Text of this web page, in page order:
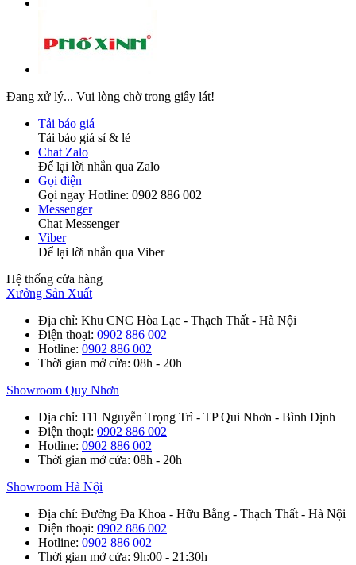
Đang xử lý... Vui lòng chờ trong giây lát!
Tải báo giá
Tải báo giá sỉ & lẻ
Chat Zalo
Để lại lời nhắn qua Zalo
Gọi điện
Gọi ngay Hotline: 0902 886 002
Messenger
Chat Messenger
Viber
Để lại lời nhắn qua Viber
Hệ thống cửa hàng
Xưởng Sản Xuất
Địa chỉ: Khu CNC Hòa Lạc - Thạch Thất - Hà Nội
Điện thoại: 0902 886 002
Hotline: 0902 886 002
Thời gian mở cửa: 08h - 20h
Showroom Quy Nhơn
Địa chỉ: 111 Nguyễn Trọng Trì - TP Qui Nhơn - Bình Định
Điện thoại: 0902 886 002
Hotline: 0902 886 002
Thời gian mở cửa: 08h - 20h
Showroom Hà Nội
Địa chỉ: Đường Đa Khoa - Hữu Bằng - Thạch Thất - Hà Nội
Điện thoại: 0902 886 002
Hotline: 0902 886 002
Thời gian mở cửa: 9h:00 - 21:30h